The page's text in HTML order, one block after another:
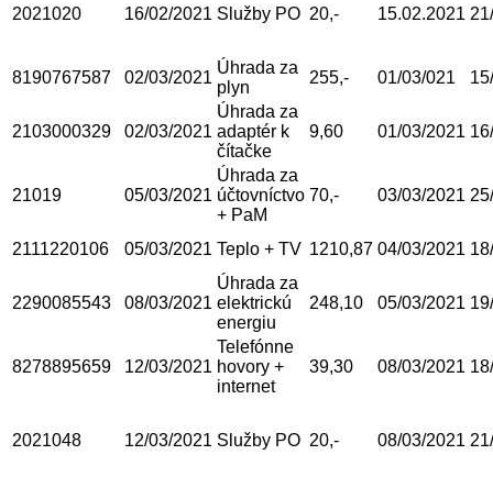
2021020 16/02/2021 Služby PO 20,- 15.02.2021
8190767587 02/03/2021
Úhrada za
plyn
255,- 01/03/021
2103000329 02/03/2021
Úhrada za
adaptér k
čítačke
9,60 01/03/2021
21019 05/03/2021
Úhrada za
účtovníctvo
+ PaM
70,- 03/03/2021
2111220106 05/03/2021 Teplo + TV 1210,87 04/03/2021
2290085543 08/03/2021
Úhrada za
elektrickú
energiu
248,10 05/03/2021
8278895659 12/03/2021
Telefónne
hovory +
internet
39,30 08/03/2021
2021048 12/03/2021 Služby PO 20,- 08/03/2021